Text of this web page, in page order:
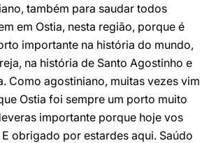
também para saudar todos
em Ostia, nesta região, porque é
importante na história do mundo,
na história de Santo Agostinho e
Como agostiniano, muitas vezes vim
Ostia foi sempre um porto muito
importante porque hoje vos
obrigado por estardes aqui. Saúdo